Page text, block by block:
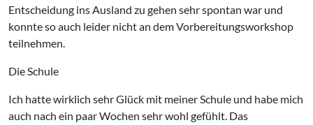
Entscheidung ins Ausland zu gehen sehr spontan war und
konnte so auch leider nicht an dem Vorbereitungsworkshop
teilnehmen.
Die Schule
Ich hatte wirklich sehr Glück mit meiner Schule und habe mich
auch nach ein paar Wochen sehr wohl gefühlt. Das